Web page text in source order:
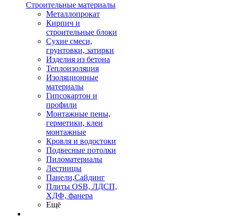
Строительные материалы
Металлопрокат
Кирпич и
строительные блоки
Сухие смеси,
грунтовки, затирки
Изделия из бетона
Теплоизоляция
Изоляционные
материалы
Гипсокартон и
профили
Монтажные пены,
герметики, клеи
монтажные
Кровля и водостоки
Подвесные потолки
Пиломатериалы
Лестницы
Панели,Сайдинг
Плиты OSB, ЛДСП,
ХДФ, фанера
Ещё